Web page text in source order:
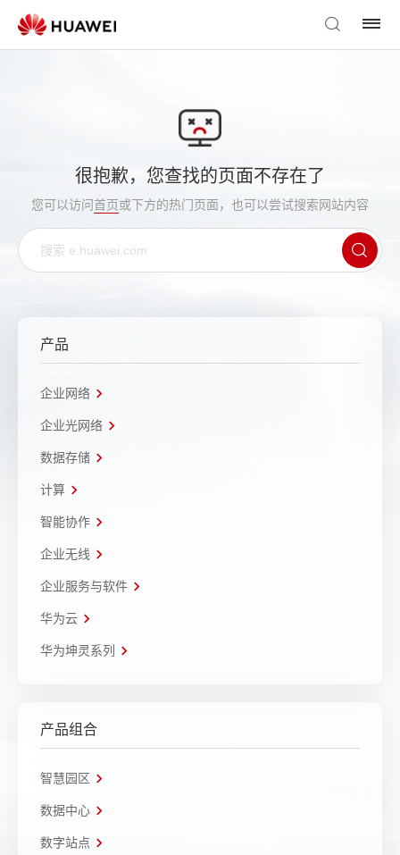
很抱歉，您查找的页面不存在了
您可以访问首页或下方的热门页面，也可以尝试搜索网站内容
产品
企业网络
企业光网络
数据存储
计算
智能协作
企业无线
企业服务与软件
华为云
华为坤灵系列
产品组合
智慧园区
数据中心
数字站点